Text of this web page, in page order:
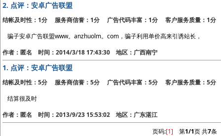
2. 点评：安卓广告联盟
结帐及时性：1分 服务商信誉：1分 广告代码丰富：1分 客户服务质量：1分
骗子安卓广告联盟www。anzhuolm。com，骗子利用单价高来引诱站长，
作者：匿名 时间：2014/3/18 17:43:30 地区：广西南宁
1. 点评：安卓广告联盟
结帐及时性：5分 服务商信誉：5分 广告代码丰富：5分 客户服务质量：5分
结算很及时
作者：匿名 时间：2013/9/23 15:53:02 地区：广东湛江
页码:[1] 第1/1页 共7条